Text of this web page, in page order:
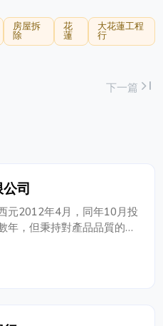
房屋拆
除
花
蓮
大花蓮工程
行
下一篇 last_page
司
元2012年4月，同年10月投
年，但秉持對產品品質的要
質優良」為公司的口號，
的名聲與信譽，銷售量與